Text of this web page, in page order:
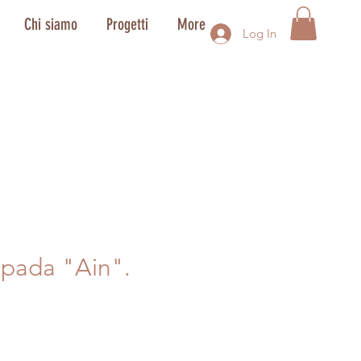
Log In
Chi siamo Progetti More
"Ain".